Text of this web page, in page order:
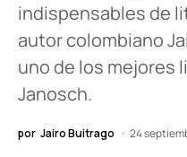
indispensables de
autor colombiano
uno de los mejores
Janosch.
por Jairo Buitrago 24